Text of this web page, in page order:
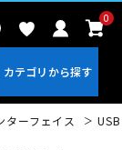
0
ターフェイス USB